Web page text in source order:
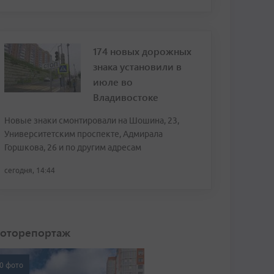
174 новых дорожных
знака установили в
июле во
Владивостоке
Новые знаки смонтировали на Шошина, 23,
Университетским проспекте, Адмирала
Горшкова, 26 и по другим адресам
сегодня, 14:44
фото